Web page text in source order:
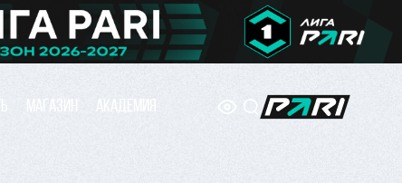
МАГАЗИН АКАДЕМИЯ